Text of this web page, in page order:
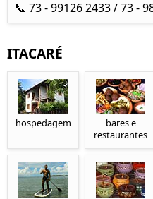
📞 73 - 99126 2433 / 73 -
ITACARÉ
hospedagem
bares e
restaurantes